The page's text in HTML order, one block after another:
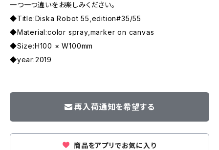
一つ一つ違いをお楽しみください。
◆Title:Diska Robot 55,edition#35/55
◆Material:color spray,marker on canvas
◆Size:H100 × W100mm
◆year:2019
再入荷通知を希望する
商品をアプリでお気に入り